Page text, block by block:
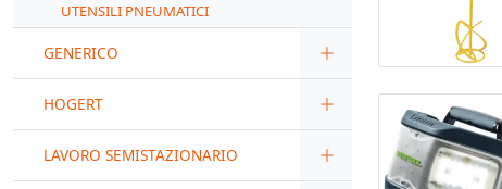
UTENSILI PNEUMATICI
GENERICO
HOGERT
LAVORO SEMISTAZIONARIO